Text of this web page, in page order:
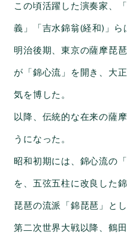
この頃活躍した演奏家、
義」「吉水錦翁(経和)」ら
明治後期、東京の薩摩琵
が「錦心流」を開き、大
気を博した。
以降、伝統的な在来の薩
うになった。
昭和初期には、錦心流の
を、五弦五柱に改良した
琵琶の流派「錦琵琶」とし
第二次世界大戦以降、鶴